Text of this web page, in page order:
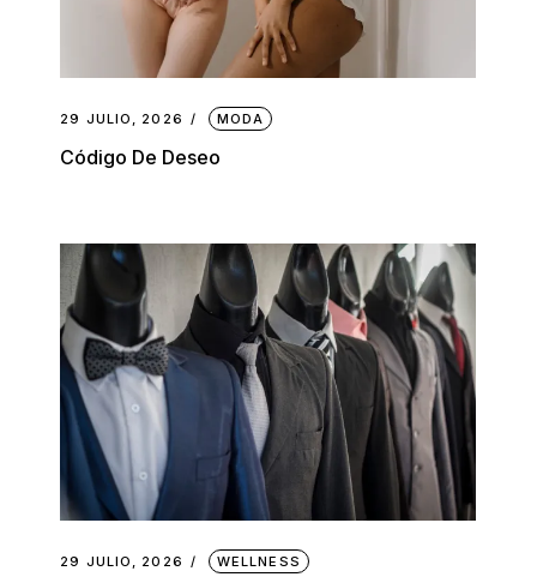
29 JULIO, 2026 MODA
Código De Deseo
29 JULIO, 2026 WELLNESS